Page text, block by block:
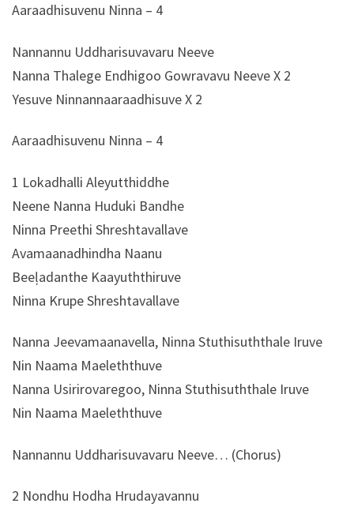
Aaraadhisuvenu Ninna – 4
Nannannu Uddharisuvavaru Neeve
Nanna Thalege Endhigoo Gowravavu Neeve X 2
Yesuve Ninnannaaraadhisuve X 2
Aaraadhisuvenu Ninna – 4
1 Lokadhalli Aleyutthiddhe
Neene Nanna Huduki Bandhe
Ninna Preethi Shreshtavallave
Avamaanadhindha Naanu
Beeḷadanthe Kaayuththiruve
Ninna Krupe Shreshtavallave
Nanna Jeevamaanavella, Ninna Stuthisuththale Iruve
Nin Naama Maeleththuve
Nanna Usirirovaregoo, Ninna Stuthisuththale Iruve
Nin Naama Maeleththuve
Nannannu Uddharisuvavaru Neeve… (Chorus)
2 Nondhu Hodha Hrudayavannu